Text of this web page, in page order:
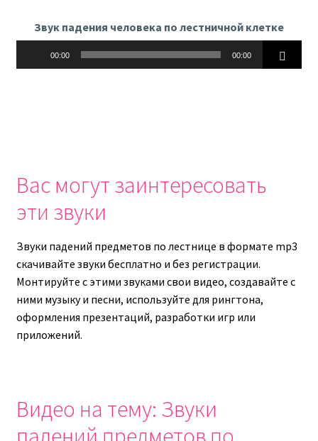
Звук падения человека по лестничной клетке
00:00 00:00
Вас могут заинтересовать
эти звуки
Звуки падений предметов по лестнице в формате mp3
скачивайте звуки бесплатно и без регистрации.
Монтируйте с этими звуками свои видео, создавайте с
ними музыку и песни, используйте для рингтона,
оформления презентаций, разработки игр или
приложений.
Видео на тему: Звуки